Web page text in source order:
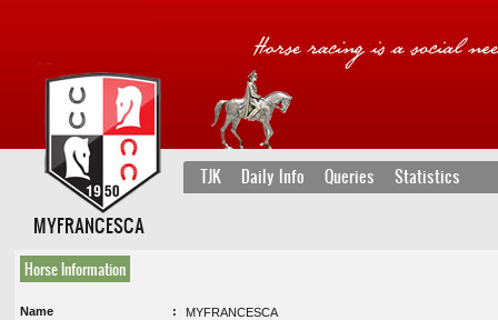
TJK Daily Info Queries Statistics
MYFRANCESCA
Horse Information
Name
MYFRANCESCA